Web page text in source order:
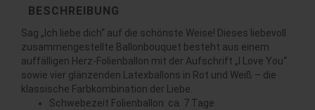
BESCHREIBUNG
Sag „Ich liebe dich“ auf die schönste Weise! Dieses liebevoll
zusammengestellte Ballonbouquet besteht aus einem
auffälligen Herz-Folienballon mit der Aufschrift „I Love You“
sowie vier glänzenden Latexballons in Rot und Weiß – die
klassische Farbkombination der Liebe.
Schwebezeit Folienballon: ca. 7 Tage